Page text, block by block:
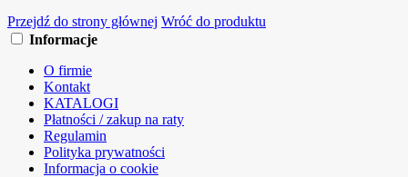
Przejdź do strony głównej Wróć do produktu
Informacje
O firmie
Kontakt
KATALOGI
Płatności / zakup na raty
Regulamin
Polityka prywatności
Informacja o cookie